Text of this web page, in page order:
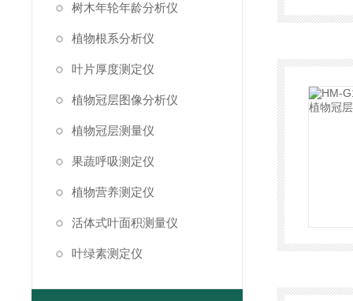
树木年轮年龄分析仪
植物根系分析仪
叶片厚度测定仪
植物冠层图像分析仪
植物冠层测量仪
果蔬呼吸测定仪
植物营养测定仪
活体式叶面积测量仪
叶绿素测定仪